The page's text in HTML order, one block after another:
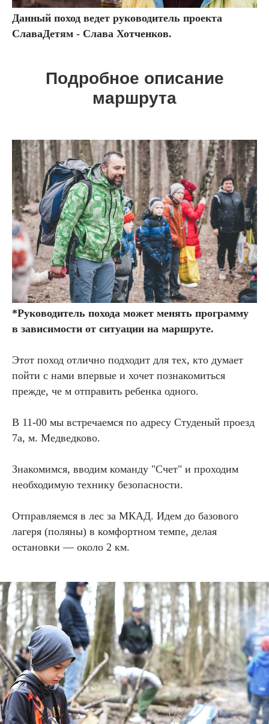
Данный поход ведет руководитель проекта
СлаваДетям - Слава Хотченков.
Подробное описание
маршрута
*Руководитель похода может менять программу
в зависимости от ситуации на маршруте.
Этот поход отлично подходит для тех, кто думает
пойти с нами впервые и хочет познакомиться
прежде, че м отправить ребенка одного.
В 11-00 мы встречаемся по адресу Студеный проезд
7а, м. Медведково.
Знакомимся, вводим команду "Счет" и проходим
необходимую технику безопасности.
Отправляемся в лес за МКАД. Идем до базового
лагеря (поляны) в комфортном темпе, делая
остановки — около 2 км.